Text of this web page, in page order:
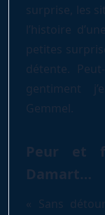
surprise, les
l’histoire
petites
détente.
gentiment
Gemmel.
Peur et
Damart…
« Sans